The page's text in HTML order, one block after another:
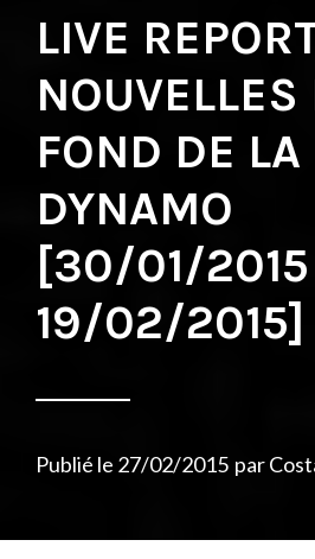
LIVE
NOUVELLES
FOND DE LA
DYNAMO
[30/01/
19/02/2015]
Publié le 27/02/2015 par